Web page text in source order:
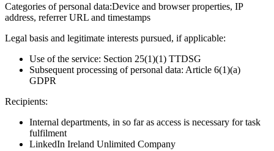
Categories of personal data:Device and browser properties, IP
address, referrer URL and timestamps
Legal basis and legitimate interests pursued, if applicable:
Use of the service: Section 25(1)(1) TTDSG
Subsequent processing of personal data: Article 6(1)(a)
GDPR
Recipients:
Internal departments, in so far as access is necessary for task
fulfilment
LinkedIn Ireland Unlimited Company